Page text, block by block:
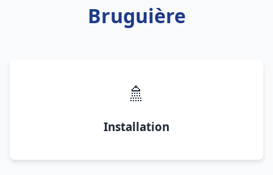
Bruguière
🚿
Installation